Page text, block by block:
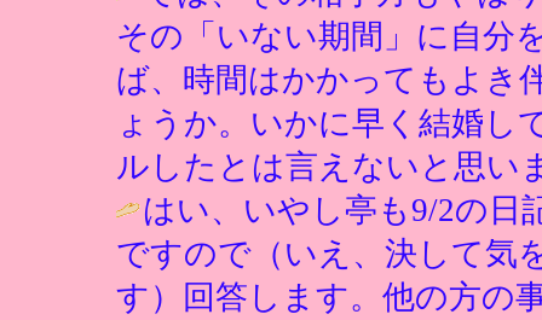
その「いない期間」に自分
ば、時間はかかってもよき
ょうか。いかに早く結婚し
ルしたとは言えないと思い
はい、いやし亭も9/2の日
ですので（いえ、決して気
す）回答します。他の方の